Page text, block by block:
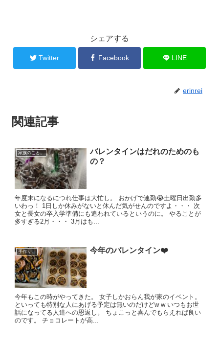
シェアする
Twitter Facebook LINE
erinrei
関連記事
家族のこと。
バレンタインはだれのためのも
の？
年度末になるにつれ仕事は大忙し。 おかげで連勤😭土曜日出勤多
いわっ！ 1日しか休みがないと休んだ気がせんのですよ・・・ 次
女と長女の卒入学準備にも追われているというのに。 やることが
多すぎる2月・・・ 3月はも...
手作り。 今年のバレンタイン❤️
今年もこの時がやってきた。 女子しかおらん我が家のイベント。
といっても特別な人にあげる予定は無いのだけどw w いつもお世
話になってる人達への恩返し。 ちょこっと喜んでもらえれば良い
のです。 チョコレートが高...